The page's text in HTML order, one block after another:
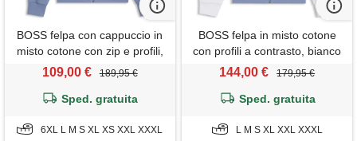
BOSS felpa con cappuccio in
misto cotone con zip e profili,
celeste
109,00 € 189,95 €
Sped. gratuita
6XL L M S XL XS XXL XXXL
BOSS felpa in misto cotone
con profili a contrasto, bianco
/ blu
144,00 € 179,95 €
Sped. gratuita
L M S XL XXL XXXL